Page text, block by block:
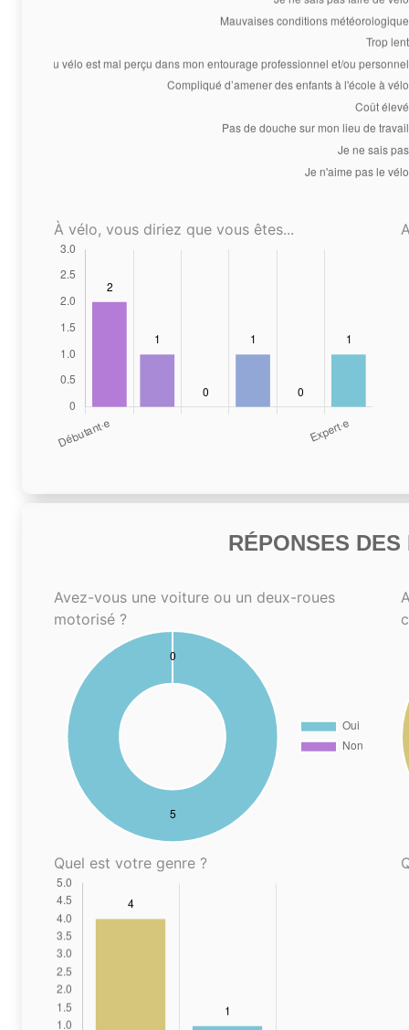
À vélo, vous diriez que vous êtes...
RÉPONSES
Avez-vous une voiture ou un deux-roues
motorisé ?
Quel est votre genre ?